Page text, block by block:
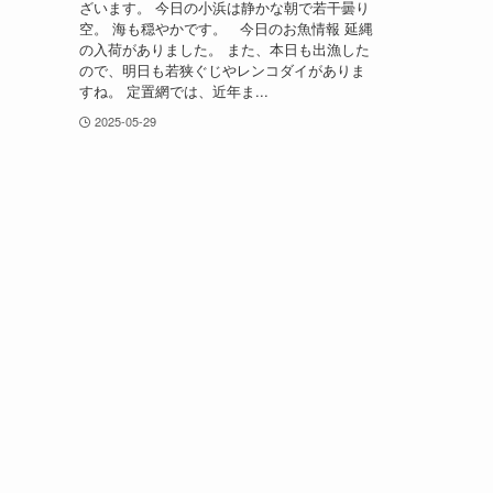
ざいます。 今日の小浜は静かな朝で若干曇り
空。 海も穏やかです。 今日のお魚情報 延縄
の入荷がありました。 また、本日も出漁した
ので、明日も若狭ぐじやレンコダイがありま
すね。 定置網では、近年ま...
2025-05-29